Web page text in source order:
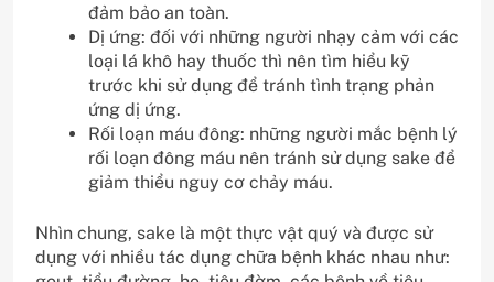
đảm bảo an toàn.
Dị ứng: đối với những người nhạy cảm với các
loại lá khô hay thuốc thì nên tìm hiểu kỹ
trước khi sử dụng để tránh tình trạng phản
ứng dị ứng.
Rối loạn máu đông: những người mắc bệnh lý
rối loạn đông máu nên tránh sử dụng sake để
giảm thiểu nguy cơ chảy máu.
Nhìn chung, sake là một thực vật quý và được sử
dụng với nhiều tác dụng chữa bệnh khác nhau như: